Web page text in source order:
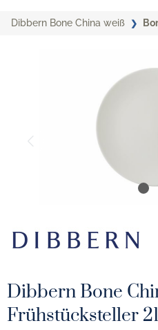
Dibbern Bone China weiß
Dibbern Bone
Frühstücksteller